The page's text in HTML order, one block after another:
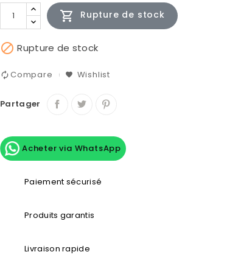
 Rupture de stock
 Rupture de stock
Compare Wishlist
Partager
Acheter via WhatsApp
Paiement sécurisé
Produits garantis
Livraison rapide